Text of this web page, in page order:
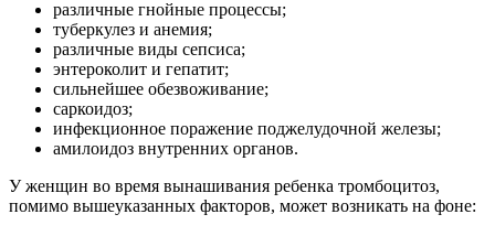
различные гнойные процессы;
туберкулез и анемия;
различные виды сепсиса;
энтероколит и гепатит;
сильнейшее обезвоживание;
саркоидоз;
инфекционное поражение поджелудочной железы;
амилоидоз внутренних органов.
У женщин во время вынашивания ребенка тромбоцитоз,
помимо вышеуказанных факторов, может возникать на фоне: